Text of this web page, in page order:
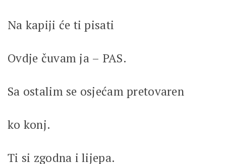
Na kapiji će ti pisati
Ovdje čuvam ja – PAS.
Sa ostalim se osjećam pretovaren
ko konj.
Ti si zgodna i lijepa.